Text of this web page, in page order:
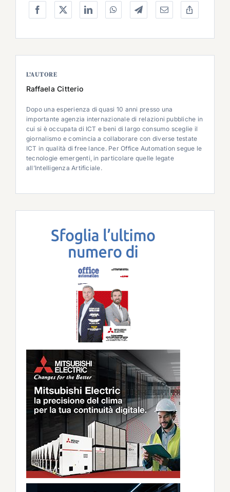
L’AUTORE
Raffaela Citterio
Dopo una esperienza di quasi 10 anni presso una
importante agenzia internazionale di relazioni pubbliche in
cui si è occupata di ICT e beni di largo consumo sceglie il
giornalismo e comincia a collaborare con diverse testate
ICT in qualità di free lance. Per Office Automation segue le
tecnologie emergenti, in particolare quelle legate
all’Intelligenza Artificiale.